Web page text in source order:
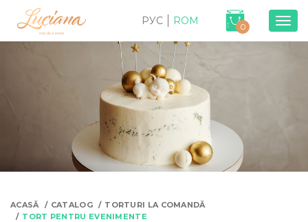
РУС ROM 0
ACASĂ CATALOG
TORTURI LA COMANDĂ
TORT PENTRU EVENIMENTE